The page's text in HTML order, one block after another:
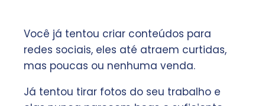
Você já tentou criar conteúdos para
redes sociais, eles até atraem curtidas,
mas poucas ou nenhuma venda.
Já tentou tirar fotos do seu trabalho e